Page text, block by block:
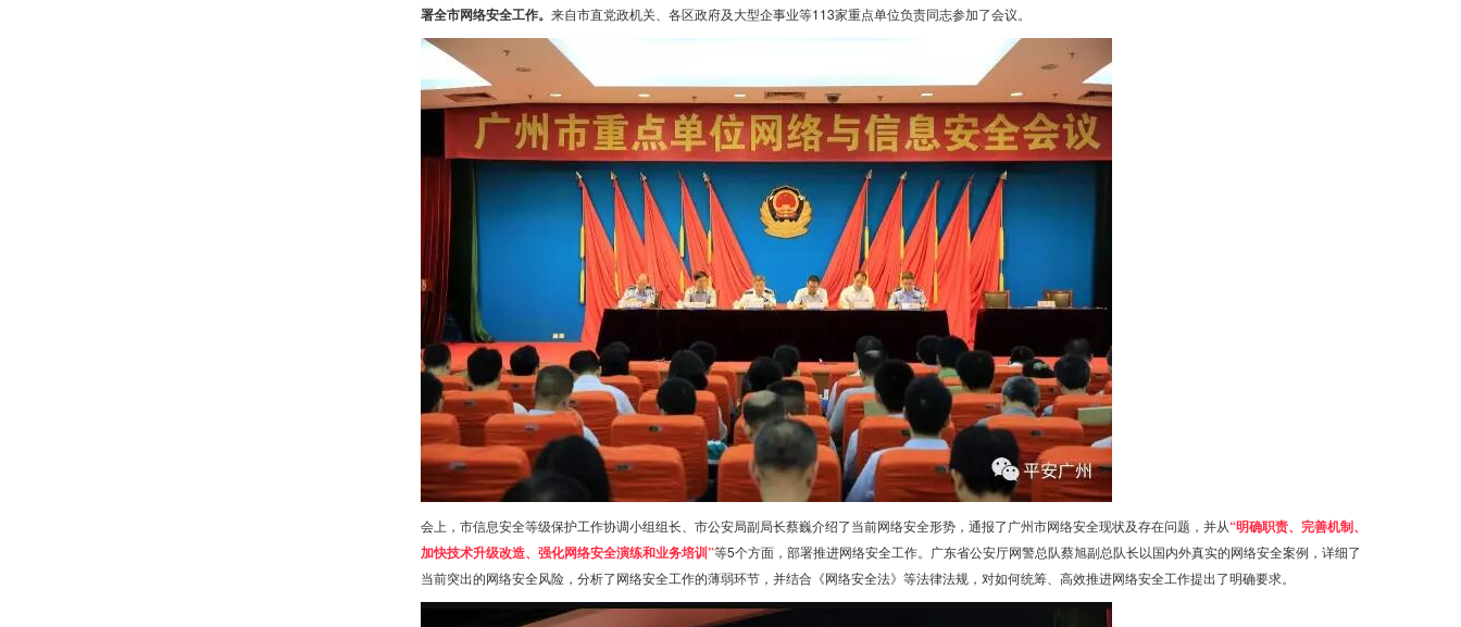
署全市网络安全工作。 来自市直党政机关、各区政府及大型企事业等113家重点单位负责同志参加了会议。
会上，市信息安全等级保护工作协调小组组长、市公安局副局长蔡巍介绍了当前网络安全形势，通报了广州市网络安全现状及存在问题，并从“明确职责、完善机制、
加快技术升级改造、强化网络安全演练和业务培训”等5个方面，部署推进网络安全工作。广东省公安厅网警总队蔡旭副总队长以国内外真实的网络安全案例，详细了
当前突出的网络安全风险，分析了网络安全工作的薄弱环节，并结合《网络安全法》等法律法规，对如何统筹、高效推进网络安全工作提出了明确要求。